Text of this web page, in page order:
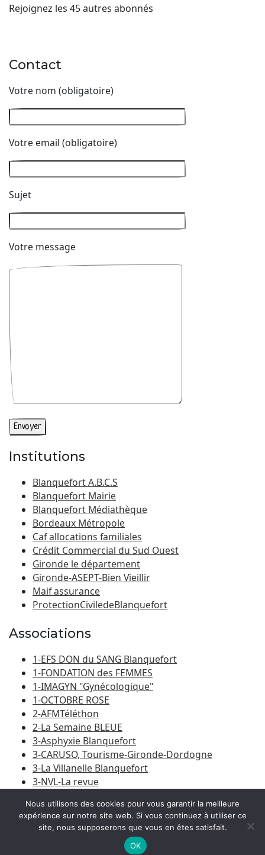
Rejoignez les 45 autres abonnés
Contact
Votre nom (obligatoire)
Votre email (obligatoire)
Sujet
Votre message
Institutions
Blanquefort A.B.C.S
Blanquefort Mairie
Blanquefort Médiathèque
Bordeaux Métropole
Caf allocations familiales
Crédit Commercial du Sud Ouest
Gironde le département
Gironde-ASEPT-Bien Vieillir
Maif assurance
ProtectionCiviledeBlanquefort
Associations
1-EFS DON du SANG Blanquefort
1-FONDATION des FEMMES
1-IMAGYN "Gynécologique"
1-OCTOBRE ROSE
2-AFMTéléthon
2-La Semaine BLEUE
3-Asphyxie Blanquefort
3-CARUSO, Tourisme-Gironde-Dordogne
3-La Villanelle Blanquefort
3-NVL-La revue
© 2026Amicale Laïque Blanquefort-Caychac |Bootstrap
Nous utilisons des cookies pour vous garantir la meilleure
expérience sur notre site web. Si vous continuez à utiliser ce
site, nous supposerons que vous en êtes satisfait.
OK